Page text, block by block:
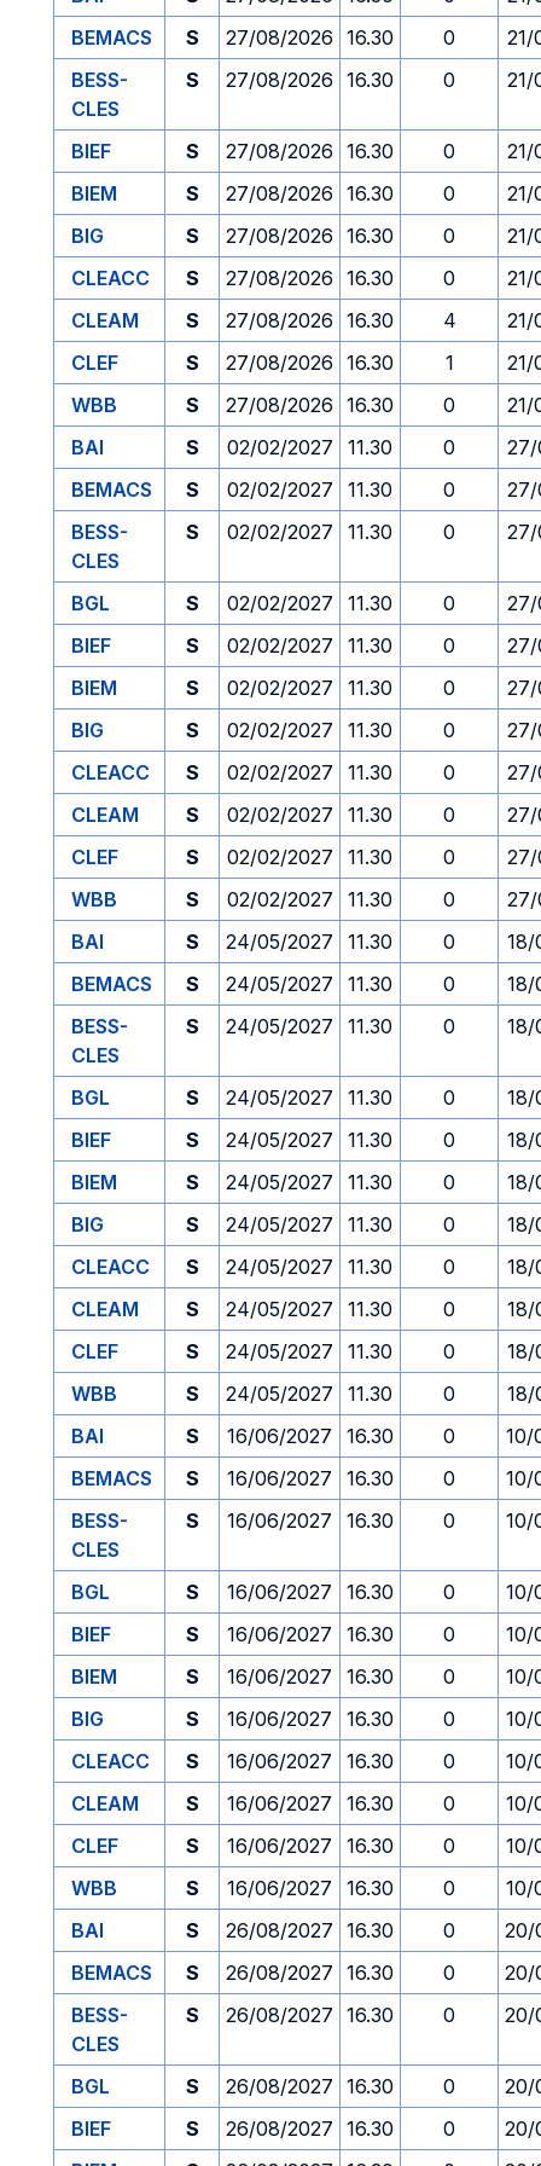
BEMACS
S 27/08/2026 16.30 0
21/
BESS-
CLES
S 27/08/2026 16.30 0 21/
BIEF S 27/08/2026 16.30 0
21/
BIEM
S 27/08/2026 16.30 0
21/
BIG
S 27/08/2026 16.30 0
21/
CLEACC
S 27/08/2026 16.30 0
21/
CLEAM
S 27/08/2026 16.30 4
21/
CLEF
S 27/08/2026 16.30 1
21/
WBB
S 27/08/2026 16.30 0
21/
BAI
S 02/02/2027 11.30 0
27/
BEMACS
S 02/02/2027 11.30 0
27/
BESS-
CLES
S 02/02/2027 11.30 0 27/
BGL S 02/02/2027 11.30 0
27/
BIEF
S 02/02/2027 11.30 0
27/
BIEM
S 02/02/2027 11.30 0
27/
BIG
S 02/02/2027 11.30 0
27/
CLEACC
S 02/02/2027 11.30 0
27/
CLEAM
S 02/02/2027 11.30 0
27/
CLEF
S 02/02/2027 11.30 0
27/
WBB
S 02/02/2027 11.30 0
27/
BAI
S 24/05/2027 11.30 0
18/
BEMACS
S 24/05/2027 11.30 0
18/
BESS-
CLES
S 24/05/2027 11.30 0 18/
BGL S 24/05/2027 11.30 0
18/
BIEF
S 24/05/2027 11.30 0
18/
BIEM
S 24/05/2027 11.30 0
18/
BIG
S 24/05/2027 11.30 0
18/
CLEACC
S 24/05/2027 11.30 0
18/
CLEAM
S 24/05/2027 11.30 0
18/
CLEF
S 24/05/2027 11.30 0
18/
WBB
S 24/05/2027 11.30 0
18/
BAI
S 16/06/2027 16.30 0
10/
BEMACS
S 16/06/2027 16.30 0
10/
BESS-
CLES
S 16/06/2027 16.30 0 10/
BGL S 16/06/2027 16.30 0
10/
BIEF
S 16/06/2027 16.30 0
10/
BIEM
S 16/06/2027 16.30 0
10/
BIG
S 16/06/2027 16.30 0
10/
CLEACC
S 16/06/2027 16.30 0
10/
CLEAM
S 16/06/2027 16.30 0
10/
CLEF
S 16/06/2027 16.30 0
10/
WBB
S 16/06/2027 16.30 0
10/
BAI
S 26/08/2027 16.30 0
20/
BEMACS
S 26/08/2027 16.30 0
20/
BESS-
CLES
S 26/08/2027 16.30 0 20/
BGL S 26/08/2027 16.30 0
20/
BIEF
S 26/08/2027 16.30 0
20/